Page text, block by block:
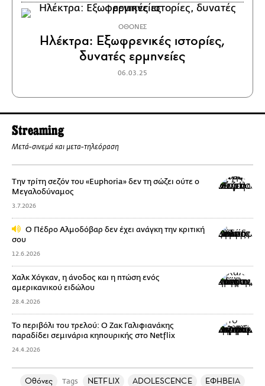
ΟΘΟΝΕΣ
Ηλέκτρα: Εξωφρενικές ιστορίες,
δυνατές ερμηνείες
06.03.25
Streaming
Μετά-σινεμά και μετα-τηλεόραση
Την τρίτη σεζόν του «Euphoria» δεν τη σώζει ούτε ο
Μεγαλοδύναμος
3.7.2026
Ο Πέδρο Αλμοδόβαρ δεν έχει ανάγκη την κριτική
σου
12.6.2026
Χαλκ Χόγκαν, η άνοδος και η πτώση ενός
αμερικανικού ειδώλου
28.4.2026
Το περιβόλι του τρελού: Ο Ζακ Γαλιφιανάκης
παραδίδει σεμινάρια κηπουρικής στο Netflix
24.4.2026
Οθόνες Tags NETFLIX ADOLESCENCE
ΕΦΗΒΕΙΑ